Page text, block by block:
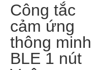
Công tắc
cảm ứng
thông minh
BLE 1 nút